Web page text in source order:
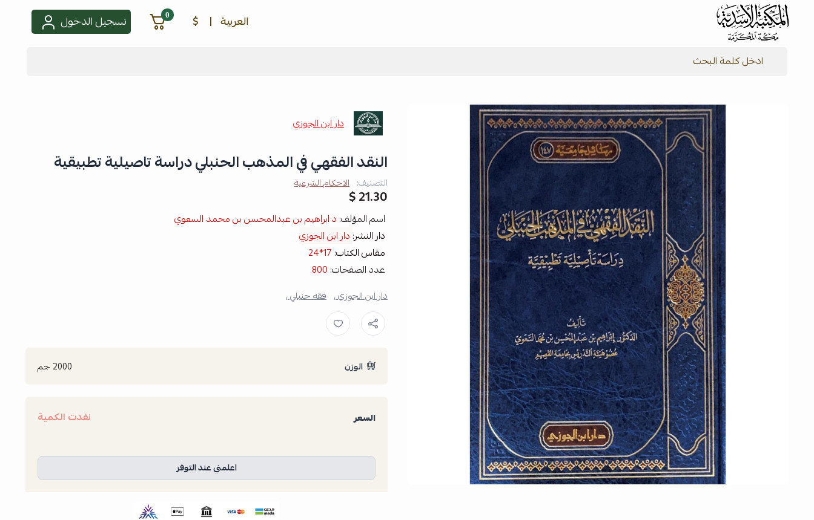
شركة المكتبة الأسدية للنشر والتوزيع العربية |
$
0 تسجيل الدخول
دار ابن الجوزي
النقد الفقهي في المذهب الحنبلي دراسة تاصيلية تطبيقية
التصنيف: الاحكام الشرعية
21.30 $
اسم المؤلف: د ابراهيم بن عبدالمحسن بن محمد السعوي
دار النشر: دار ابن الجوزي
مقاس الكتاب: 17*24
عدد الصفحات: 800
دار ابن الجوزي , فقه حنبلي ,
الوزن 2000 جم
السعر نفدت الكمية
اعلمني عند التوفر